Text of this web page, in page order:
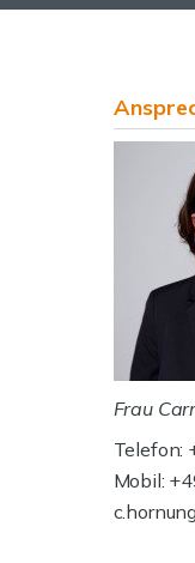
Frau
Telefon:
Mobil: